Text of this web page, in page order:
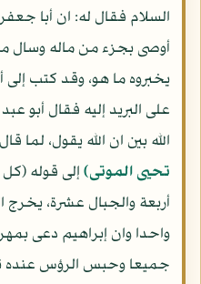
السلام فقال له: ان أبا
أوصى بجزء من ماله وسال
يخبروه ما هو، وقد كتب
على البريد إليه فقال أبو
الله بين ان الله يقول، لما
تحيى الموتى) إلى قوله
أربعة والجبال عشرة،
جميعا وحبس الرؤس عنده